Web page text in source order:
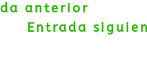
anterior
Entrada